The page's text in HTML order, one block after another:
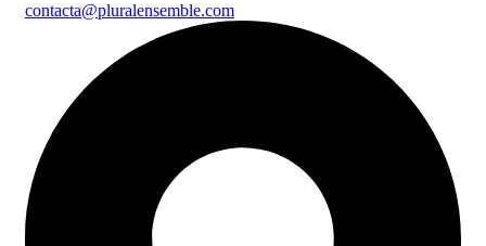
contacta@pluralensemble.com